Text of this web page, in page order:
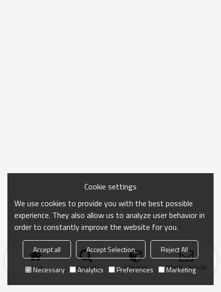
Inicio búsqueda categoría Enviar consulta
Cookie settings
We use cookies to provide you with the best possible
experience. They also allow us to analyze user behavior in
order to constantly improve the website for you.
Accept all Accept Selection
Reject All
Necessary
Analytics Preferences Marketing